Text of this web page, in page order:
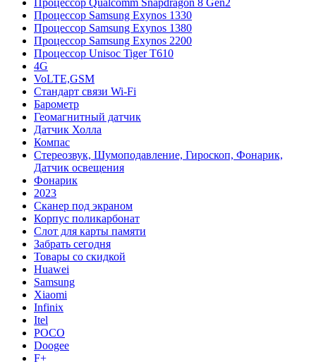
Процессор Samsung Exynos 1330
Процессор Samsung Exynos 1380
Процессор Samsung Exynos 2200
Процессор Unisoc Tiger T610
4G
VoLTE,GSM
Cтандарт связи Wi-Fi
Барометр
Геомагнитный датчик
Датчик Холла
Компас
Стереозвук, Шумоподавление, Гироскоп, Фонарик,
Датчик освещения
Фонарик
2023
Сканер под экраном
Корпус поликарбонат
Слот для карты памяти
Забрать сегодня
Товары со скидкой
Huawei
Samsung
Xiaomi
Infinix
Itel
POCO
Doogee
F+